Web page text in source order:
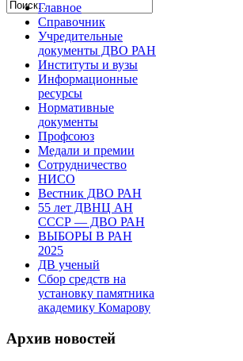
Главное
Справочник
Учредительные
документы ДВО РАН
Институты и вузы
Информационные
ресурсы
Нормативные
документы
Профсоюз
Медали и премии
Сотрудничество
НИСО
Вестник ДВО РАН
55 лет ДВНЦ АН
СССР — ДВО РАН
ВЫБОРЫ В РАН
2025
ДВ ученый
Сбор средств на
установку памятника
академику Комарову
Архив новостей